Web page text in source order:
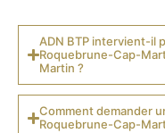
ADN BTP intervient-il
Roquebrune-Cap-
Martin ?
Comment demander
Roquebrune-Cap-